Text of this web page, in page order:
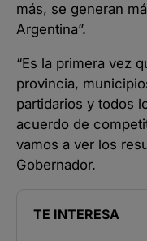
más, se generan
Argentina”.
“Es la primera vez
provincia,
partidarios y todos
acuerdo de
vamos a ver los
Gobernador.
TE INTERESA